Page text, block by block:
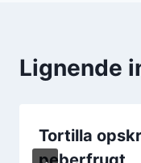
Lignende
Tortilla